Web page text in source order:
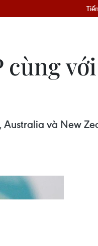
cùng
và New